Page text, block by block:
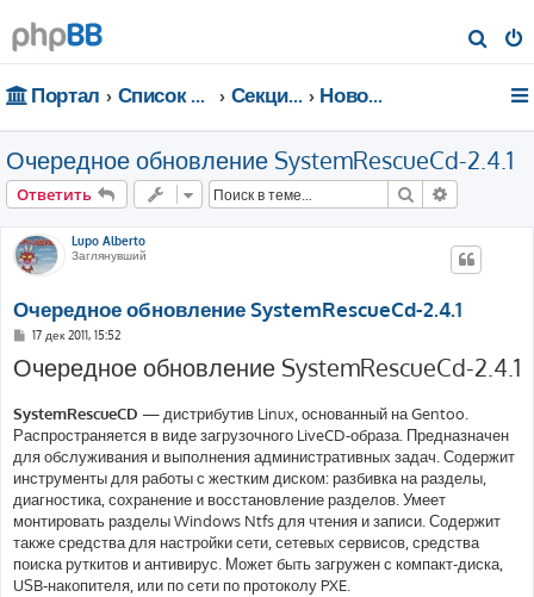
о
к
Портал Список форумов Секции портала Новости
Очередное обновление SystemRescueCd-2.4.1
Ответить Поиск
Lupo Alberto
Заглянувший
Очередное обновление SystemRescueCd-2.4.1
С
о
б
н
и
17 дек 2011, 15:52
Очередное обновление SystemRescueCd-2.4.1
SystemRescueCD — дистрибутив Linux, основанный на Gentoo.
Распространяется в виде загрузочного LiveCD-образа. Предназначен
для обслуживания и выполнения административных задач. Содержит
инструменты для работы с жестким диском: разбивка на разделы,
диагностика, сохранение и восстановление разделов. Умеет
монтировать разделы Windows Ntfs для чтения и записи. Содержит
также средства для настройки сети, сетевых сервисов, средства
поиска руткитов и антивирус. Может быть загружен с компакт-диска,
USB-накопителя, или по сети по протоколу PXE.